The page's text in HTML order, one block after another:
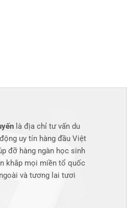
là địa chỉ tư vấn du
uy tín hàng đầu Việt
đỡ hàng ngàn học sinh
khắp mọi miền tổ quốc
và tương lai tươi